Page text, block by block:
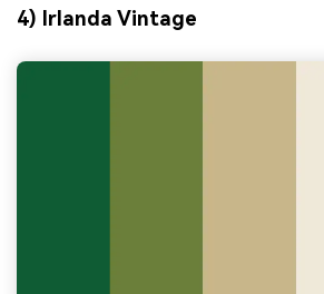
4) Irlanda Vintage